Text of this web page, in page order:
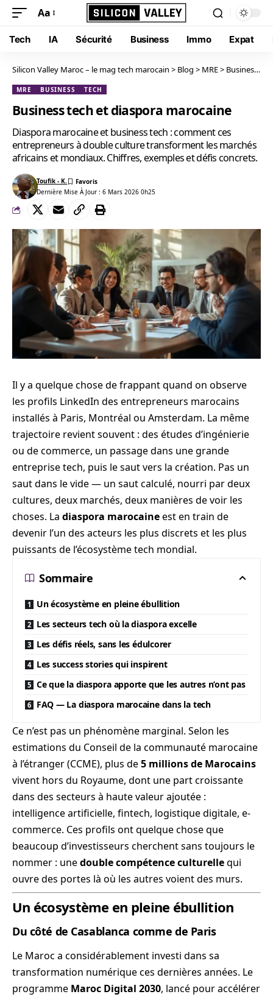
Aa
Tech IA Sécurité Business Immo Expat
Silicon Valley Maroc – le mag tech marocain > Blog > MRE> Business tech et diaspora marocaine
MRE BUSINESS TECH
Business tech et diaspora marocaine
Diaspora marocaine et business tech : comment ces
entrepreneurs à double culture transforment les marchés
africains et mondiaux. Chiffres, exemples et défis concrets.
Dernière Mise À Jour : 6 Mars 2026 0h25
Toufik - K.
Il y a quelque chose de frappant quand on observe
les profils LinkedIn des entrepreneurs marocains
installés à Paris, Montréal ou Amsterdam. La même
trajectoire revient souvent : des études d’ingénierie
ou de commerce, un passage dans une grande
entreprise tech, puis le saut vers la création. Pas un
saut dans le vide — un saut calculé, nourri par deux
cultures, deux marchés, deux manières de voir les
choses. La diaspora marocaineest en train de
devenir l’un des acteurs les plus discrets et les plus
puissants de l’écosystème tech mondial.
Sommaire
Un écosystème en pleine ébullition
Les secteurs tech où la diaspora excelle
Les défis réels, sans les édulcorer
Les success stories qui inspirent
Ce que la diaspora apporte que les autres n’ont pas
FAQ — La diaspora marocaine dans la tech
Ce n’est pas un phénomène marginal. Selon les
estimations du Conseil de la communauté marocaine
à l’étranger (CCME), plus de5 millions de Marocains
vivent hors du Royaume, dont une part croissante
dans des secteurs à haute valeur ajoutée :
intelligence artificielle, fintech, logistique digitale, e-
commerce. Ces profils ont quelque chose que
beaucoup d’investisseurs cherchent sans toujours le
nommer : unedouble compétence culturellequi
ouvre des portes là où les autres voient des murs.
Un écosystème en pleine ébullition
Du côté de Casablanca comme de Paris
Le Maroc a considérablement investi dans sa
transformation numérique ces dernières années. Le
programme Maroc Digital 2030, lancé pour accélérer